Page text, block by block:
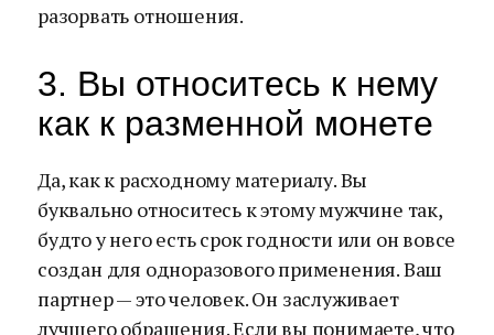
разорвать отношения.
3. Вы относитесь к нему
как к разменной монете
Да, как к расходному материалу. Вы
буквально относитесь к этому мужчине так,
будто у него есть срок годности или он вовсе
создан для одноразового применения. Ваш
партнер — это человек. Он заслуживает
лучшего обращения. Если вы понимаете, что